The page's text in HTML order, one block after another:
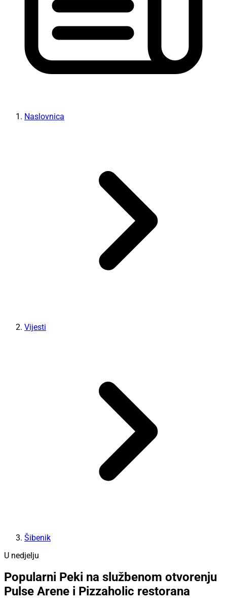
Naslovnica
Vijesti
Šibenik
U nedjelju
Popularni Peki na službenom otvorenju
Pulse Arene i Pizzaholic restorana